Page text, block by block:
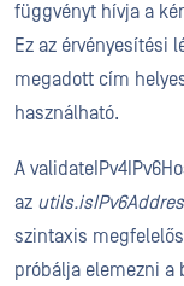
függvényt hívja a
Ez az érvényesítési
megadott cím
használható.
A
az
szintaxis
próbálja elemezni a